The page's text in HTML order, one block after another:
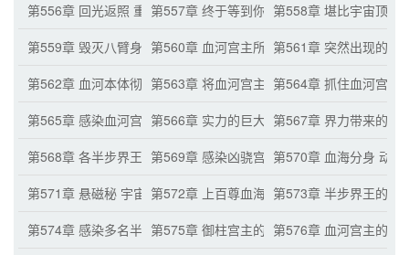
第556章 回光返照 重伤夏泽第557章 终于等到你了！第558章 堪比宇宙顶尖
第559章 毁灭八臂身躯第560章 血河宫主所受到的最严重伤势
第561章 突然出现的恐
第562章 血河本体彻底被毁 无数血滴保命之法
第563章 将血河宫主感染的办法第564章 抓住血河宫主
第565章 感染血河宫主 获取天赋第566章 实力的巨大提升第567章 界力带来的增
第568章 各半步界王的想法第569章 感染凶骁宫主 半步界王们的震惊
第570章 血海分身 动手
第571章 悬磁秘 宇宙剧毒的算计第572章 上百尊血海分身 半步界王的绝望
第573章 半步界王的投
第574章 感染多名半步界王第575章 御柱宫主的想法第576章 血河宫主的人